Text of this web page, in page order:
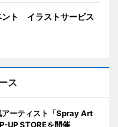
ント イラストサービス
ス
ーティスト「Spray Art
UP STOREを開催